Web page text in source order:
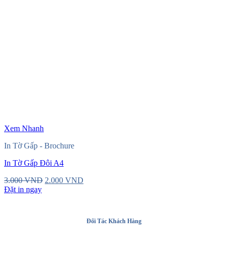
Xem Nhanh
In Tờ Gấp - Brochure
In Tờ Gấp Đôi A4
3.000VND Original
2.000 VND
Đặt in ngay
Đối Tác Khách Hàng